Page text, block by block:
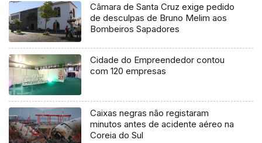
Câmara de Santa Cruz exige pedido
de desculpas de Bruno Melim aos
Bombeiros Sapadores
Cidade do Empreendedor contou
com 120 empresas
Caixas negras não registaram
minutos antes de acidente aéreo na
Coreia do Sul